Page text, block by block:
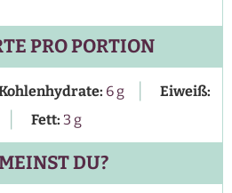
PRO PORTION
6g |
Eiweiß:
| Fett: 3 g
DU?